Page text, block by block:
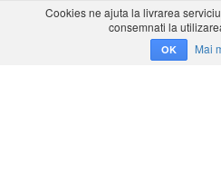
Cookies ne ajuta la livrarea
consemnati la
OK Mai